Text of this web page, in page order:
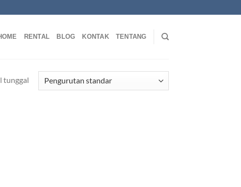
RENTAL BLOG KONTAK TENTANG
tunggal